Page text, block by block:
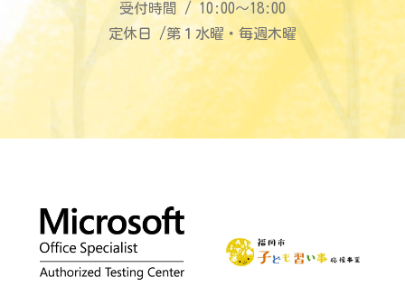
受付時間 / 10:00〜18:00
定休日 /第１水曜・毎週木曜